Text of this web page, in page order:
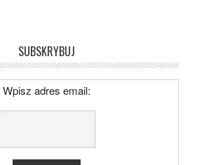
SUBSKRYBUJ
Wpisz adres email: